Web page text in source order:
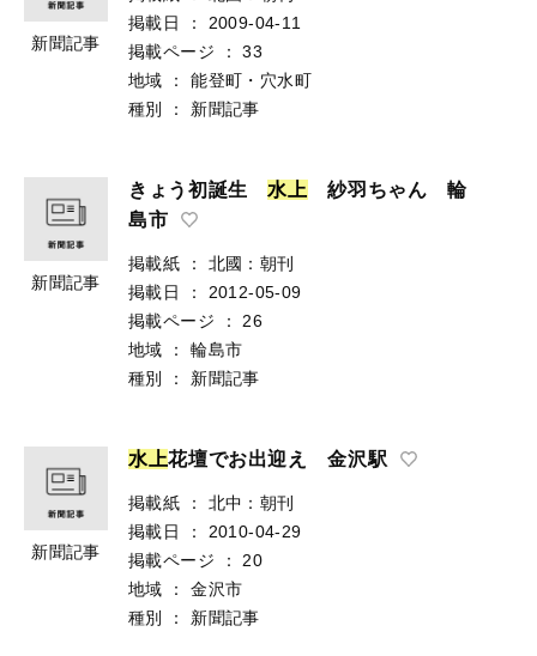
新聞記事
掲載日
：
2009-04-11
掲載ページ
：
33
地域
：
能登町・穴水町
種別
： 新聞記事
新聞記事
きょう初誕生 水 上
紗羽ちゃん 輪
島市
掲載紙 ：
北國：朝刊
掲載日
：
2012-05-09
掲載ページ
：
26
地域
：
輪島市
種別
： 新聞記事
新聞記事
水 上花壇でお出迎え 金沢駅
掲載紙 ：
北中：朝刊
掲載日
：
2010-04-29
掲載ページ
：
20
地域
：
金沢市
種別
： 新聞記事